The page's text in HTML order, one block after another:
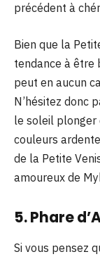
précédent à
Bien que la
tendance à être
peut en aucun
N’hésitez donc
le soleil plonger
couleurs
de la Petite
amoureux de
5. Phare
Si vous pensez